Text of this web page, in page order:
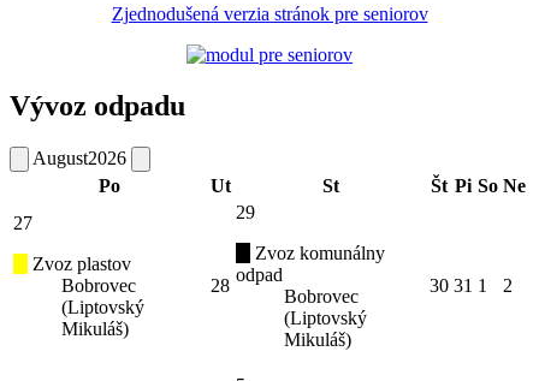
Zjednodušená verzia stránok pre seniorov
Vývoz odpadu
August2026
Po
Ut St Št Pi So Ne
27
Zvoz plastov
Bobrovec
(Liptovský
Mikuláš)
28
29
Zvoz komunálny
odpad
Bobrovec
(Liptovský
Mikuláš)
30 31 1 2